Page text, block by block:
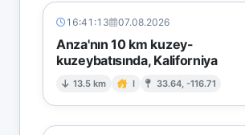
16:41:13 07.08.2026
Anza'nın 10 km kuzey-
kuzeybatısında, Kaliforniya
13.5 km I 33.64, -116.71